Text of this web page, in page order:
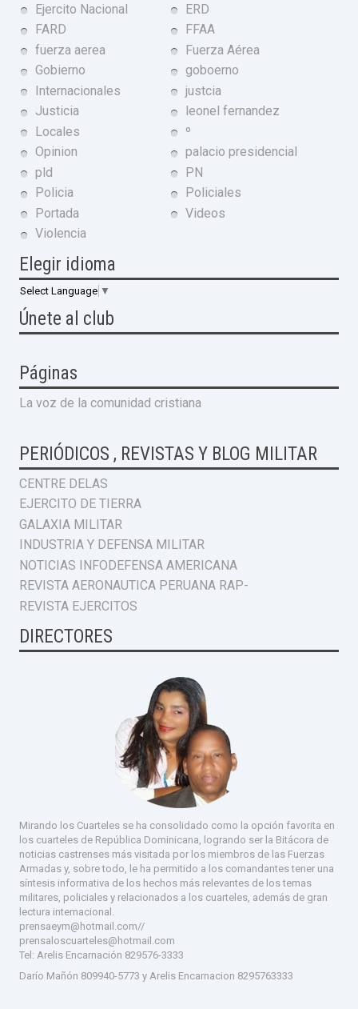
Ejercito Nacional
ERD
FARD
FFAA
fuerza aerea
Fuerza Aérea
Gobierno
goboerno
Internacionales
justcia
Justicia
leonel fernandez
Locales
º
Opinion
palacio presidencial
pld
PN
Policia
Policiales
Portada
Videos
Violencia
Elegir idioma
Select Language ▼
Únete al club
Páginas
La voz de la comunidad cristiana
PERIÓDICOS , REVISTAS Y BLOG MILITAR
CENTRE DELAS
EJERCITO DE TIERRA
GALAXIA MILITAR
INDUSTRIA Y DEFENSA MILITAR
NOTICIAS INFODEFENSA AMERICANA
REVISTA AERONAUTICA PERUANA RAP-
REVISTA EJERCITOS
DIRECTORES
Mirando los Cuarteles se ha consolidado como la opción favorita en
los cuarteles de República Dominicana, logrando ser la Bitácora de
noticias castrenses más visitada por los miembros de las Fuerzas
Armadas y, sobre todo, le ha permitido a los comandantes tener una
síntesis informativa de los hechos más relevantes de los temas
militares, policiales y relacionados a los cuarteles, además de gran
lectura internacional.
prensaeym@hotmail.com//
prensaloscuarteles@hotmail.com
Tel: Arelis Encarnación 829576-3333
Darío Mañón 809940-5773 y Arelis Encarnacion 8295763333